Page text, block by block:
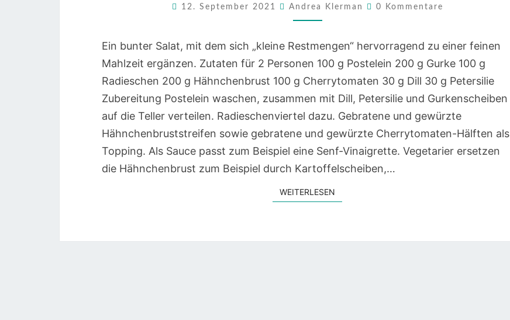
MIT
HÄHNCHENBRUST
12. September 2021 Andrea Klerman Kommentare
0 Kommentare
Ein bunter Salat, mit dem sich „kleine Restmengen“ hervorragend zu einer feinen
Mahlzeit ergänzen. Zutaten für 2 Personen 100 g Postelein 200 g Gurke 100 g
Radieschen 200 g Hähnchenbrust 100 g Cherrytomaten 30 g Dill 30 g Petersilie
Zubereitung Postelein waschen, zusammen mit Dill, Petersilie und Gurkenscheiben
auf die Teller verteilen. Radieschenviertel dazu. Gebratene und gewürzte
Hähnchenbruststreifen sowie gebratene und gewürzte Cherrytomaten-Hälften als
Topping. Als Sauce passt zum Beispiel eine Senf-Vinaigrette. Vegetarier ersetzen
die Hähnchenbrust zum Beispiel durch Kartoffelscheiben,…
WEITERLESEN